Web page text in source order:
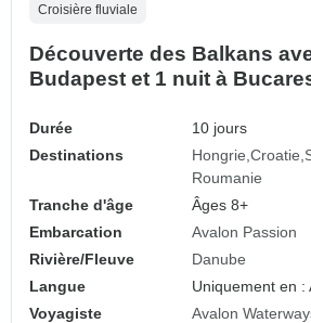
Croisière fluviale
Découverte des Balkans
Budapest et 1 nuit à
Durée
10 jours
Destinations
Hongrie Croatie
Roumanie
Tranche d'âge
Âges 8+
Embarcation
Avalon Passion
Rivière/Fleuve
Danube
Langue
Uniquement en :
Voyagiste
Avalon